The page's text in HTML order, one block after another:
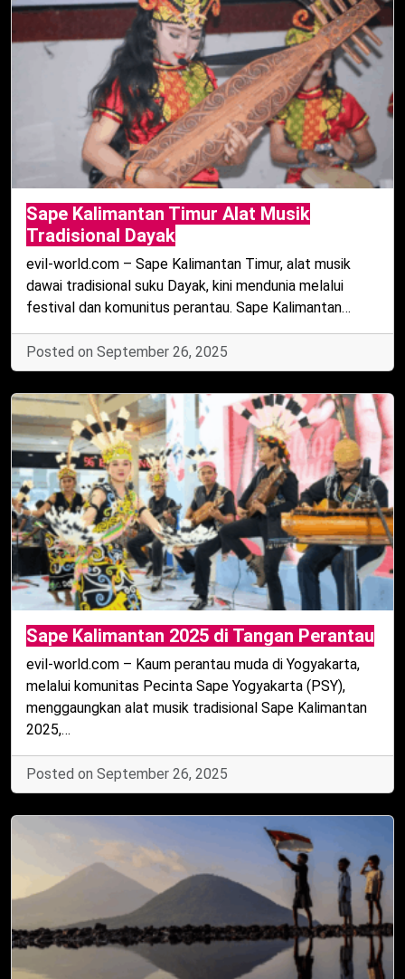
Sape Kalimantan Timur Alat Musik
Tradisional Dayak
evil-world.com – Sape Kalimantan Timur, alat musik
dawai tradisional suku Dayak, kini mendunia melalui
festival dan komunitus perantau. Sape Kalimantan…
Posted on September 26, 2025
Sape Kalimantan 2025 di Tangan Perantau
evil-world.com – Kaum perantau muda di Yogyakarta,
melalui komunitas Pecinta Sape Yogyakarta (PSY),
menggaungkan alat musik tradisional Sape Kalimantan
2025,…
Posted on September 26, 2025